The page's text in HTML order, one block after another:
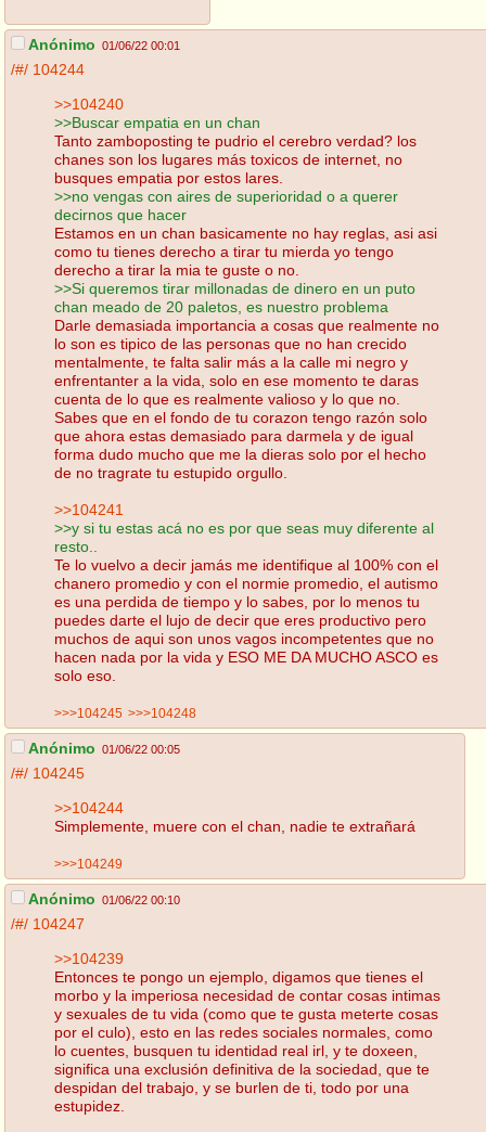
Anónimo 01/06/22 00:01
/#/ 104244
>>104240
>>Buscar empatia en un chan
Tanto zamboposting te pudrio el cerebro verdad? los
chanes son los lugares más toxicos de internet, no
busques empatia por estos lares.
>>no vengas con aires de superioridad o a querer
decirnos que hacer
Estamos en un chan basicamente no hay reglas, asi asi
como tu tienes derecho a tirar tu mierda yo tengo
derecho a tirar la mia te guste o no.
>>Si queremos tirar millonadas de dinero en un puto
chan meado de 20 paletos, es nuestro problema
Darle demasiada importancia a cosas que realmente no
lo son es tipico de las personas que no han crecido
mentalmente, te falta salir más a la calle mi negro y
enfrentanter a la vida, solo en ese momento te daras
cuenta de lo que es realmente valioso y lo que no.
Sabes que en el fondo de tu corazon tengo razón solo
que ahora estas demasiado para darmela y de igual
forma dudo mucho que me la dieras solo por el hecho
de no tragrate tu estupido orgullo.
>>104241
>>y si tu estas acá no es por que seas muy diferente al
resto..
Te lo vuelvo a decir jamás me identifique al 100% con el
chanero promedio y con el normie promedio, el autismo
es una perdida de tiempo y lo sabes, por lo menos tu
puedes darte el lujo de decir que eres productivo pero
muchos de aqui son unos vagos incompetentes que no
hacen nada por la vida y ESO ME DA MUCHO ASCO es
solo eso.
>>>104245 >>>104248
Anónimo 01/06/22 00:05
/#/ 104245
>>104244
Simplemente, muere con el chan, nadie te extrañará
>>>104249
Anónimo 01/06/22 00:10
/#/ 104247
>>104239
Entonces te pongo un ejemplo, digamos que tienes el
morbo y la imperiosa necesidad de contar cosas intimas
y sexuales de tu vida (como que te gusta meterte cosas
por el culo), esto en las redes sociales normales, como
lo cuentes, busquen tu identidad real irl, y te doxeen,
significa una exclusión definitiva de la sociedad, que te
despidan del trabajo, y se burlen de ti, todo por una
estupidez.